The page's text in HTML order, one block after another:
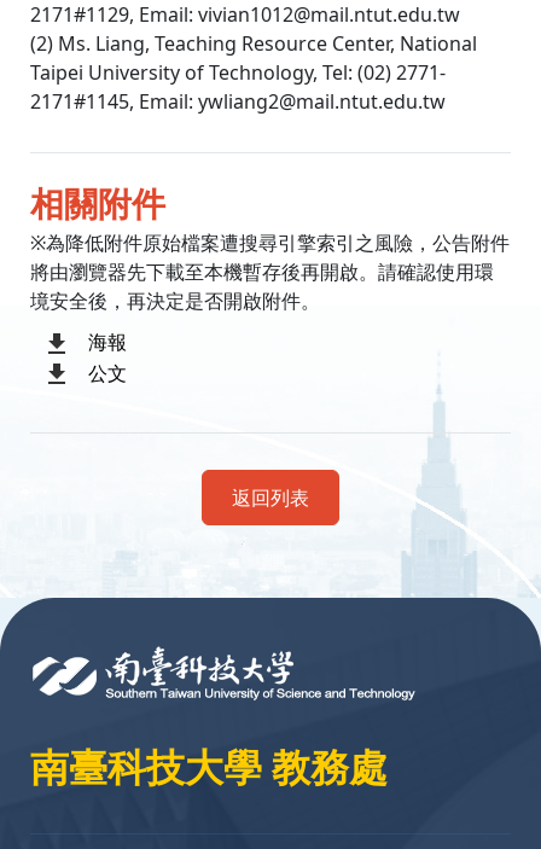
2171#1129, Email: vivian1012@mail.ntut.edu.tw
(2) Ms. Liang, Teaching Resource Center, National
Taipei University of Technology, Tel: (02) 2771-
2171#1145, Email: ywliang2@mail.ntut.edu.tw
相關附件
※為降低附件原始檔案遭搜尋引擎索引之風險，公告附件
將由瀏覽器先下載至本機暫存後再開啟。請確認使用環
境安全後，再決定是否開啟附件。
海報
公文
返回列表
南臺科技大學 教務處